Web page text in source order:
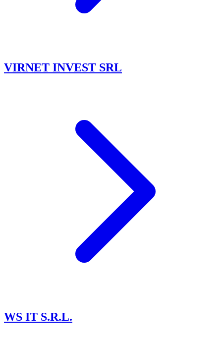
VIRNET INVEST SRL
WS IT S.R.L.